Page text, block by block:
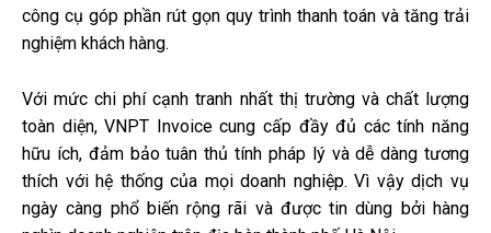
công cụ góp phần rút gọn quy trình thanh toán và tăng trải
nghiệm khách hàng.
Với mức chi phí cạnh tranh nhất thị trường và chất lượng
toàn diện, VNPT Invoice cung cấp đầy đủ các tính năng
hữu ích, đảm bảo tuân thủ tính pháp lý và dễ dàng tương
thích với hệ thống của mọi doanh nghiệp. Vì vậy dịch vụ
ngày càng phổ biến rộng rãi và được tin dùng bởi hàng